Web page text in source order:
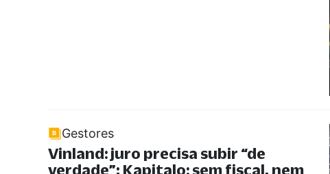
Gestores
Vinland: juro precisa subir “de
verdade”; Kapitalo: sem fiscal, nem